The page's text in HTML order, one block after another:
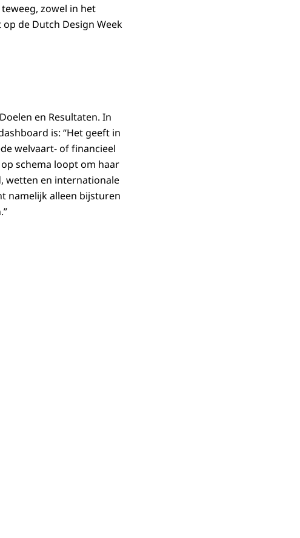
zowel in het
de Dutch Design Week
en Resultaten. In
is: “Het geeft in
welvaart- of financieel
schema loopt om haar
wetten en internationale
namelijk alleen bijsturen